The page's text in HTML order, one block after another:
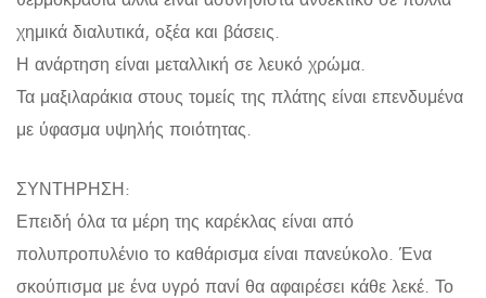
χημικά διαλυτικά, οξέα και βάσεις.
Η ανάρτηση είναι μεταλλική σε λευκό χρώμα.
Τα μαξιλαράκια στους τομείς της πλάτης είναι επενδυμένα
με ύφασμα υψηλής ποιότητας.
ΣΥΝΤΗΡΗΣΗ:
Επειδή όλα τα μέρη της καρέκλας είναι από
πολυπροπυλένιο το καθάρισμα είναι πανεύκολο. Ένα
σκούπισμα με ένα υγρό πανί θα αφαιρέσει κάθε λεκέ. Το